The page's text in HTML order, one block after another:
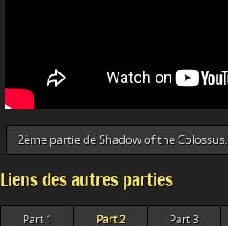
2ème partie de Shadow of the Colossus.
Liens des autres parties
Part 1 Part 2 Part 3